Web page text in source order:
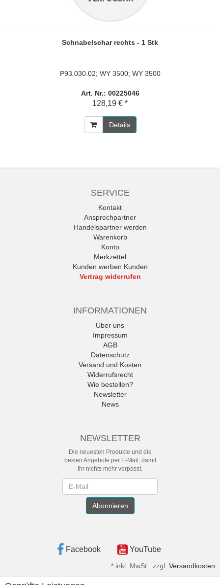
Schnabelschar rechts - 1 Stk
P93.030.02; WY 3500; WY 3500
Art. Nr.: 00225046
128,19 € *
Details
SERVICE
Kontakt
Ansprechpartner
Handelspartner werden
Warenkorb
Konto
Merkzettel
Kunden werben Kunden
Vertrag widerrufen
INFORMATIONEN
Über uns
Impressum
AGB
Datenschutz
Versand und Kosten
Widerrufsrecht
Wie bestellen?
Newsletter
News
NEWSLETTER
Die neuesten Produkte und die
besten Angebote per E-Mail, damit
Ihr nichts mehr verpasst.
Abonnieren
Facebook YouTube
* inkl. MwSt., zzgl. Versandkosten